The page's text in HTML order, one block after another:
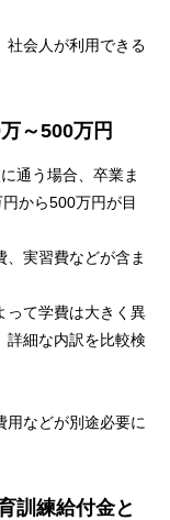
社会人が利用できる
～500万円
通う場合、卒業ま
から500万円が目
、実習費などが含ま
って学費は大きく異
詳細な内訳を比較検
用などが別途必要に
訓練給付金と